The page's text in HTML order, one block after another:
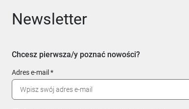
Newsletter
Chcesz pierwsza/y poznać nowości?
Adres e-mail